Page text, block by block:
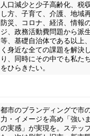
人口減少と少子高齢化、税
し方、子育て、介護、地域
防災、コロナ、経済、情報
ジ、政務活動費問題から派
等、基礎自治体である以上
く身近な全ての課題を解決
り、同時にその中でも私た
をひらきたい。
都市のブランディングで市
力・イメージを高め「強い
の実感」が実現を。ステッ